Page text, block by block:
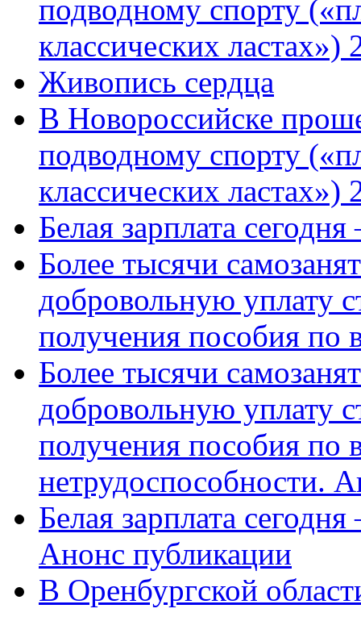
подводному спорту
классических
Живопись сердца
В Новороссийске
подводному спорту
классических ластах»)
Белая зарплата
Более тысячи
добровольную уплату
получения пособия по
Более тысячи
добровольную уплату
получения пособия по
нетрудоспособности.
Белая зарплата
Анонс публикации
В Оренбургской